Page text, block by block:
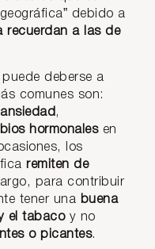
debido a
recuerdan a las de
deberse a
comunes son:
,
hormonalesen
los
remiten de
para contribuir
tener una buena
el tabacoy no
o picantes.